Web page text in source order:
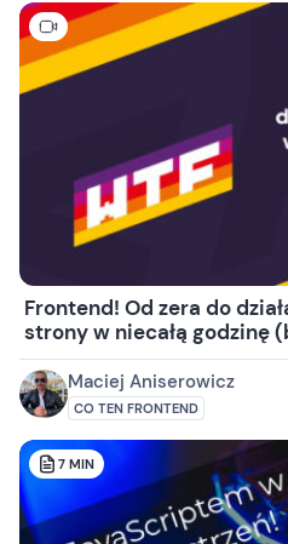
Frontend! Od zera do
strony w niecałą godzinę
Maciej Aniserowicz
CO TEN FRONTEND
7 MIN